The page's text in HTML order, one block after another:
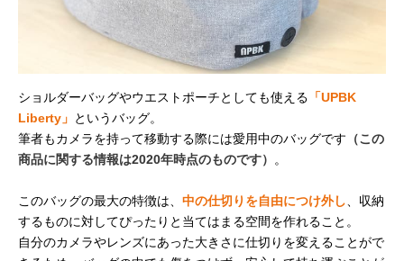
ショルダーバッグやウエストポーチとしても使える 「UPBK
Liberty」 というバッグ。
筆者もカメラを持って移動する際には愛用中のバッグです （この
商品に関する情報は2020年時点のものです）
。
このバッグの最大の特徴は、 中の仕切りを自由につけ外し 、収納
するものに対してぴったりと当てはまる空間を作れること。
自分のカメラやレンズにあった大きさに仕切りを変えることがで